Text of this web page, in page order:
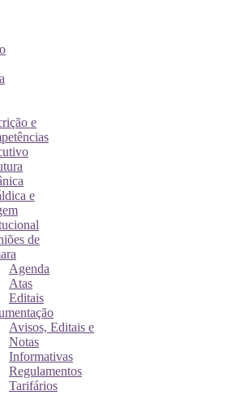
e
e
de
Agenda
Atas
Editais
Avisos, Editais e
Notas
Informativas
Regulamentos
Tarifários